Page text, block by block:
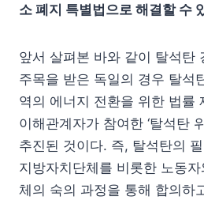
소 폐지 특별법으로 해결할 수
앞서 살펴본 바와 같이 탈석탄
주목을 받은 독일의 경우 탈석
역의 에너지 전환을 위한 법률
이해관계자가 참여한 ‘탈석탄
추진된 것이다. 즉, 탈석탄의
지방자치단체를 비롯한 노동
체의 숙의 과정을 통해 합의하